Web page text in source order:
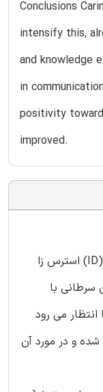
Conclusions
intensify this,
and knowledge
in
positivity
improved.
هدف: مراقبت از افراد دارای ناتوانی ذهنی (ID) استرس زا
سرطانی با
انتظار می رود
و در مورد آن